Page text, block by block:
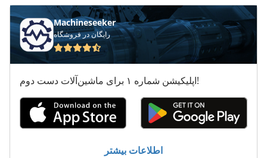
تخلیه کننده بدن
تخلیه کننده جعبه
تعویض صفحه نمایش
سه طرف تخلیه کننده
کار خودرو
Machineseeker
رایگان در فروشگاه
اپلیکیشن شماره ۱ برای ماشین‌آلات دست دوم!
اطلاعات بیشتر